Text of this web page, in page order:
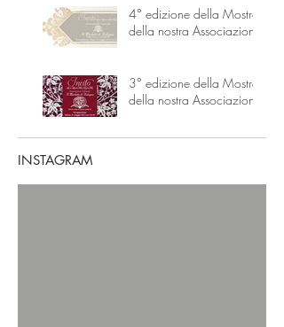
4° edizione della Mostra
della nostra Associazione
3° edizione della Mostra
della nostra Associazione
INSTAGRAM